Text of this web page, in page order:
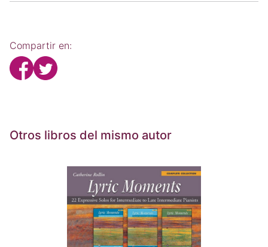
Compartir en:
Otros libros del mismo autor